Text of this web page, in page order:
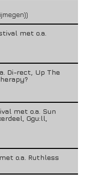
met o.a.
Di-rect, Up The
met o.a. Sun
Ggu:ll,
o.a. Ruthless